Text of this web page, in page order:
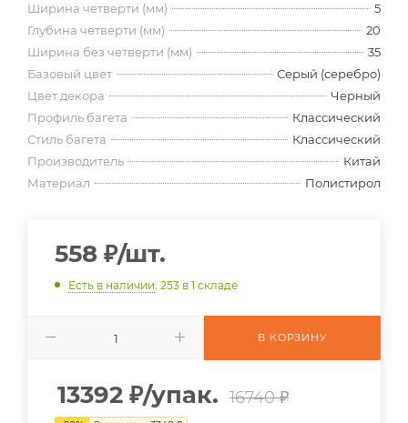
Ширина четверти (мм)
5
Глубина четверти (мм)
20
Ширина без четверти (мм)
35
Базовый цвет
Серый (серебро)
Цвет декора
Черный
Профиль багета
Классический
Стиль багета
Классический
Производитель
Китай
Материал
Полистирол
558 ₽/шт.
Есть в наличии: 253 в 1 складе
В КОРЗИНУ
13392 ₽/упак. 16740 ₽